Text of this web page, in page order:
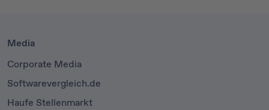
Media
Corporate Media
Softwarevergleich.de
Haufe Stellenmarkt